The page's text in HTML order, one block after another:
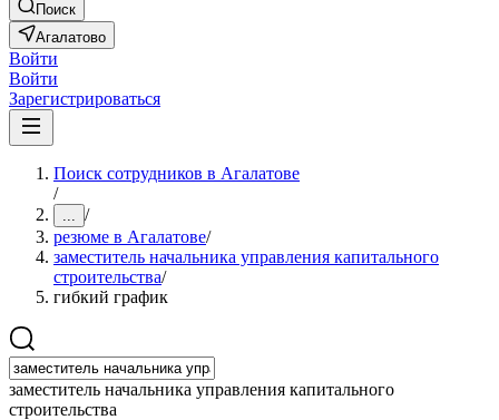
Поиск
Агалатово
Войти
Войти
Зарегистрироваться
Поиск сотрудников в Агалатове
/
... /
резюме в Агалатове/
заместитель начальника управления капитального
строительства/
гибкий график
заместитель начальника управления капитального
строительства